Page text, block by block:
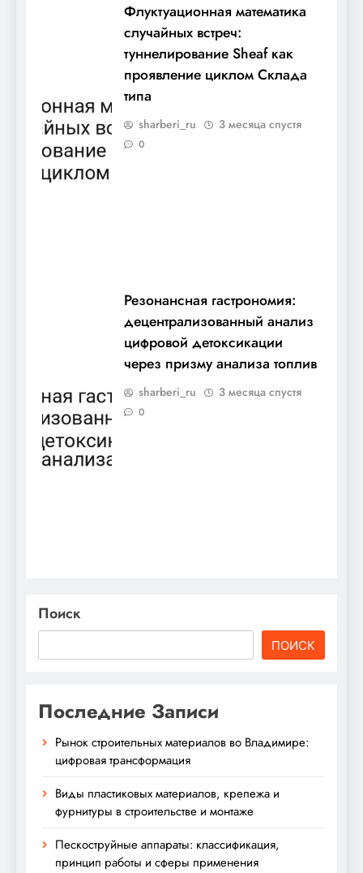
Флуктуационная математика
случайных встреч:
туннелирование Sheaf как
проявление циклом Склада
типа
sharberi_ru 3 месяца спустя
0
Резонансная гастрономия:
децентрализованный анализ
цифровой детоксикации
через призму анализа топлив
sharberi_ru 3 месяца спустя
0
Поиск
ПОИСК
Последние Записи
Рынок строительных материалов во Владимире:
цифровая трансформация
Виды пластиковых материалов, крепежа и
фурнитуры в строительстве и монтаже
Пескоструйные аппараты: классификация,
принцип работы и сферы применения